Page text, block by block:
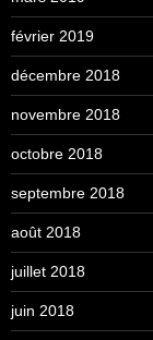
février 2019
décembre 2018
novembre 2018
octobre 2018
septembre 2018
août 2018
juillet 2018
juin 2018